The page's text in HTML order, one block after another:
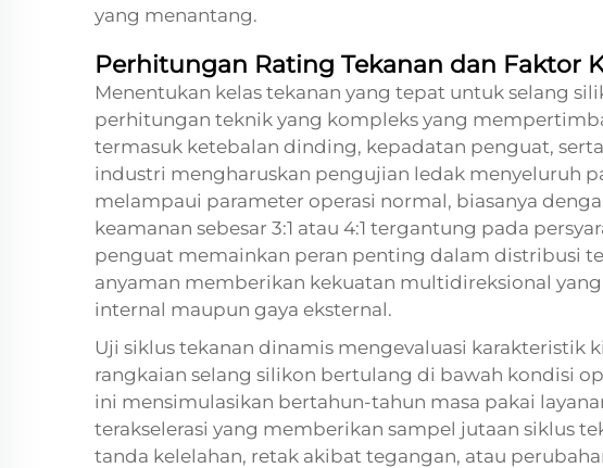
yang menantang.
Perhitungan Rating Tekanan dan Faktor
Menentukan kelas tekanan yang tepat untuk selang
perhitungan teknik yang kompleks yang
termasuk ketebalan dinding, kepadatan penguat,
industri mengharuskan pengujian ledak menyeluruh
melampaui parameter operasi normal, biasanya
keamanan sebesar 3:1 atau 4:1 tergantung pada
penguat memainkan peran penting dalam distribusi
anyaman memberikan kekuatan multidireksional
internal maupun gaya eksternal.
Uji siklus tekanan dinamis mengevaluasi karakteristik
rangkaian selang silikon bertulang di bawah kondisi
ini mensimulasikan bertahun-tahun masa pakai
terakselerasi yang memberikan sampel jutaan siklus
tanda kelelahan, retak akibat tegangan, atau